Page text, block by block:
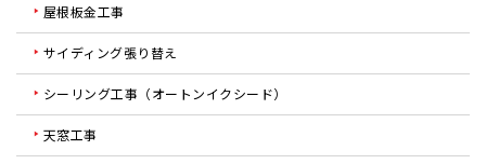
屋根板金工事
サイディング張り替え
シーリング工事（オートンイクシード）
天窓工事